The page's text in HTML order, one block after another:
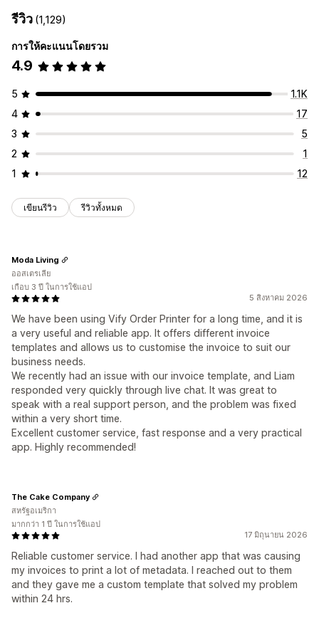
รีวิว (1,129)
การให้คะแนนโดยรวม
4.9
5
1.1K
4
17
3
5
2
1
1
12
เขียนรีวิว รีวิวทั้งหมด
5 สิงหาคม 2026
We have been using Vify Order Printer for a long time, and it is
a very useful and reliable app. It offers different invoice
templates and allows us to customise the invoice to suit our
business needs.
We recently had an issue with our invoice template, and Liam
responded very quickly through live chat. It was great to
speak with a real support person, and the problem was fixed
within a very short time.
Excellent customer service, fast response and a very practical
app. Highly recommended!
Moda Living
ออสเตรเลีย
เกือบ 3 ปี ในการใช้แอป
17 มิถุนายน 2026
Reliable customer service. I had another app that was causing
my invoices to print a lot of metadata. I reached out to them
and they gave me a custom template that solved my problem
within 24 hrs.
The Cake Company
สหรัฐอเมริกา
มากกว่า 1 ปี ในการใช้แอป